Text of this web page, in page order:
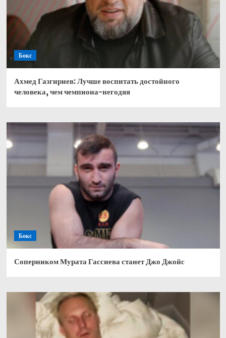
Бокс
Ахмед Газгириев: Лучше воспитать достойного
человека, чем чемпиона-негодяя
Бокс
Соперником Мурата Гассиева станет Джо Джойс